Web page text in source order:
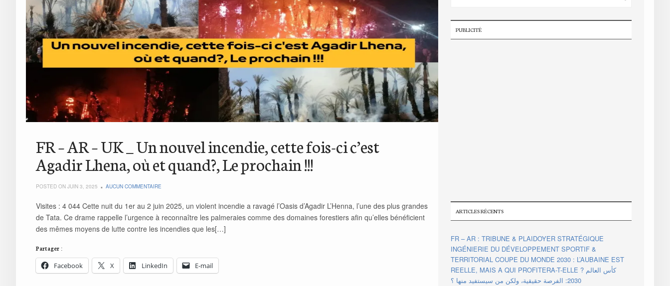
FR – AR – UK _ Un nouvel incendie, cette fois-ci c’est
Agadir Lhena, où et quand?, Le prochain !!!
POSTED ON JUIN 3, 2025 AUCUN COMMENTAIRE
Visites : 4 044 Cette nuit du 1er au 2 juin 2025, un violent incendie a ravagé l’Oasis d’Agadir L’Henna, l’une des plus grandes
de Tata. Ce drame rappelle l’urgence à reconnaître les palmeraies comme des domaines forestiers afin qu’elles bénéficient
des mêmes moyens de lutte contre les incendies que les[…]
Partager :
Facebook X LinkedIn E-mail
PUBLICITÉ
ARTICLES RÉCENTS
FR – AR : TRIBUNE & PLAIDOYER STRATÉGIQUE
INGÉNIERIE DU DÉVELOPPEMENT SPORTIF &
TERRITORIAL COUPE DU MONDE 2030 : L’AUBAINE EST
REELLE, MAIS A QUI PROFITERA-T-ELLE ? كأس العالم
2030: الفرصة حقيقية، ولكن من سيستفيد منها ؟